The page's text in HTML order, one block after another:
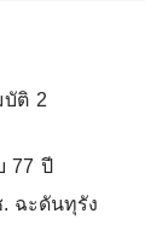
บัติ 2
77 ปี
. ฉะดันทุรัง